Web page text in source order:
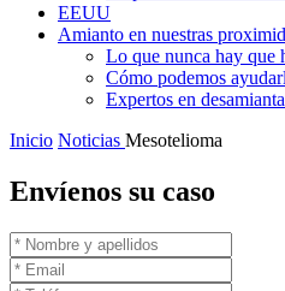
EEUU
Amianto en nuestras
Lo que nunca hay que
Cómo podemos
Expertos en
Inicio Noticias Mesotelioma
Envíenos su caso